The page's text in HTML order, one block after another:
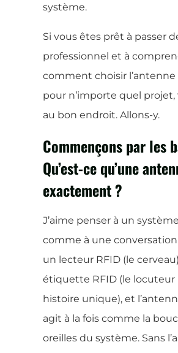
système.
Si vous êtes prêt à passer
professionnel et à
comment choisir l’antenne
pour n’importe quel projet,
au bon endroit. Allons-y.
Commençons par les
Qu’est-ce qu’une
exactement ?
J’aime penser à un
comme à une
un lecteur RFID (le
étiquette RFID (le locuteur
histoire unique), et
agit à la fois comme la
oreilles du système. Sans